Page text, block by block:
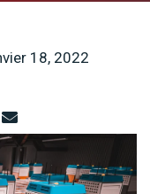
18, 2022